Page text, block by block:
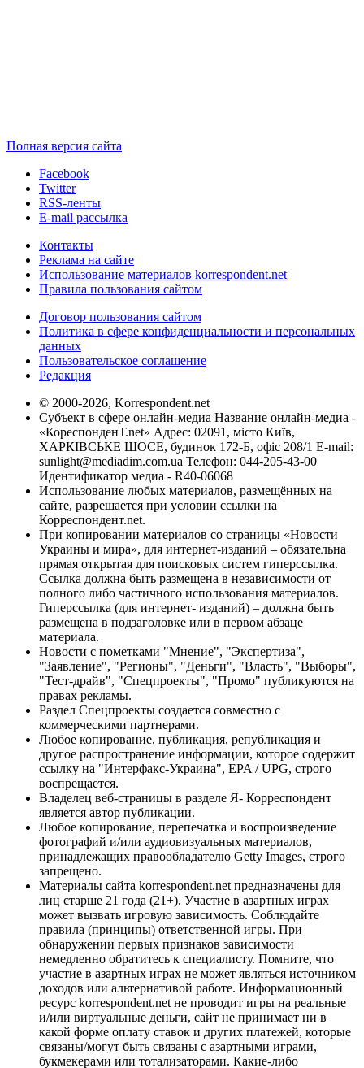
Полная версия сайта
Facebook
Twitter
RSS-ленты
E-mail рассылка
Контакты
Реклама на сайте
Использование материалов korrespondent.net
Правила пользования сайтом
Договор пользования сайтом
Политика в сфере конфиденциальности и персональных
данных
Пользовательское соглашение
Редакция
© 2000-2026, Korrespondent.net
Субъект в сфере онлайн-медиа Название онлайн-медиа -
«КореспонденТ.net» Адрес: 02091, місто Київ,
ХАРКІВСЬКЕ ШОСЕ, будинок 172-Б, офіс 208/1 E-mail:
sunlight@mediadim.com.ua Телефон: 044-205-43-00
Идентификатор медиа - R40-06068
Использование любых материалов, размещённых на
сайте, разрешается при условии ссылки на
Корреспондент.net.
При копировании материалов со страницы «Новости
Украины и мира», для интернет-изданий – обязательна
прямая открытая для поисковых систем гиперссылка.
Ссылка должна быть размещена в независимости от
полного либо частичного использования материалов.
Гиперссылка (для интернет- изданий) – должна быть
размещена в подзаголовке или в первом абзаце
материала.
Новости с пометками "Мнение", "Экспертиза",
"Заявление", "Регионы", "Деньги", "Власть", "Выборы",
"Тест-драйв", "Спецпроекты", "Промо" публикуются на
правах рекламы.
Раздел Спецпроекты создается совместно с
коммерческими партнерами.
Любое копирование, публикация, републикация и
другое распространение информации, которое содержит
ссылку на "Интерфакс-Украина", EPA / UPG, строго
воспрещается.
Владелец веб-страницы в разделе Я- Корреспондент
является автор публикации.
Любое копирование, перепечатка и воспроизведение
фотографий и/или аудиовизуальных материалов,
принадлежащих правообладателю Getty Images, строго
запрещено.
Материалы сайта korrespondent.net предназначены для
лиц старше 21 года (21+). Участие в азартных играх
может вызвать игровую зависимость. Соблюдайте
правила (принципы) ответственной игры. При
обнаружении первых признаков зависимости
немедленно обратитесь к специалисту. Помните, что
участие в азартных играх не может являться источником
доходов или альтернативой работе. Информационный
ресурс korrespondent.net не проводит игры на реальные
и/или виртуальные деньги, сайт не принимает ни в
какой форме оплату ставок и других платежей, которые
связаны/могут быть связаны с азартными играми,
букмекерами или тотализаторами. Какие-либо